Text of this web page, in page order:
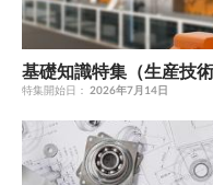
基礎知識特集（生産技術
特集開始日： 2026年7月14日